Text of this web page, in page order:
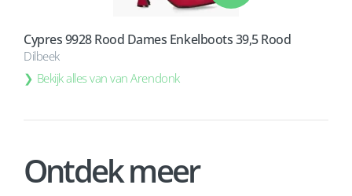
Cypres 9928 Rood Dames Enkelboots 39,5 Rood
Dilbeek
Bekijk alles van van Arendonk
Ontdek meer